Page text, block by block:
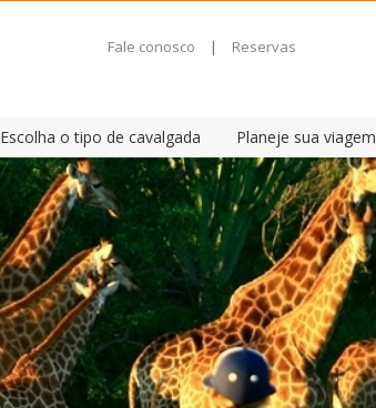
Fale conosco | Reservas
Escolha o tipo de cavalgada Planeje sua viagem